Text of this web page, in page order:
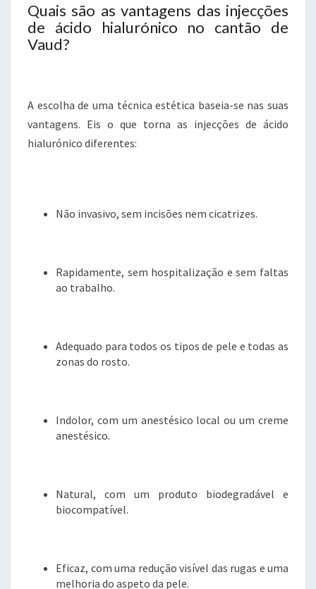
Quais são as vantagens das injecções
de ácido hialurónico no cantão de
Vaud?
A escolha de uma técnica estética baseia-se nas suas
vantagens. Eis o que torna as injecções de ácido
hialurónico diferentes:
Não invasivo, sem incisões nem cicatrizes.
Rapidamente, sem hospitalização e sem faltas
ao trabalho.
Adequado para todos os tipos de pele e todas as
zonas do rosto.
Indolor, com um anestésico local ou um creme
anestésico.
Natural, com um produto biodegradável e
biocompatível.
Eficaz, com uma redução visível das rugas e uma
melhoria do aspeto da pele.